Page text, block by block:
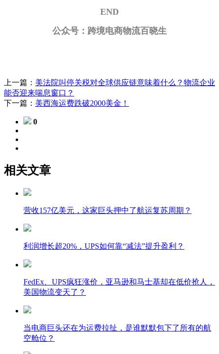
END
公众号：跨境电商物流百晓生
上一篇： 美法院叫停关税对全球供应链意味着什么？物流企业
能否迎来喘息窗口？
下一篇： 美西海运费跌破2000美金！
0
相关文章
营收157亿美元，这家巨头押中了航运复苏周期？
利润增长超20%，UPS如何靠“减法”提升盈利？
FedEx、UPS疯狂涨价，亚马逊和马士基却在低价抢人，
美国物流变天了？
当电商巨头还在为运费拉扯，是谁默默包下了所有的航
空舱位？